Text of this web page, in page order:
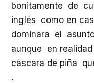
bonitamente de
inglés como en
dominara el
aunque en
cáscara de piña
.